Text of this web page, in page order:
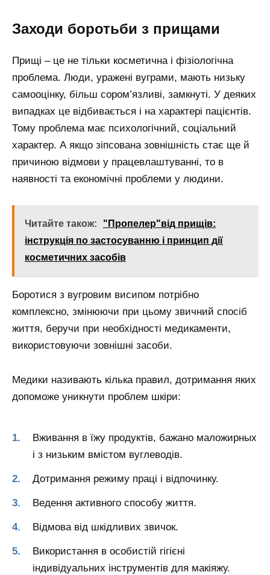
Заходи боротьби з прищами
Прищі – це не тільки косметична і фізіологічна
проблема. Люди, уражені вуграми, мають низьку
самооцінку, більш сором’язливі, замкнуті. У деяких
випадках це відбивається і на характері пацієнтів.
Тому проблема має психологічний, соціальний
характер. А якщо зіпсована зовнішність стає ще й
причиною відмови у працевлаштуванні, то в
наявності та економічні проблеми у людини.
Читайте також:
"Пропелер"від прищів:
інструкція по застосуванню і принцип дії
косметичних засобів
Боротися з вугровим висипом потрібно
комплексно, змінюючи при цьому звичний спосіб
життя, беручи при необхідності медикаменти,
використовуючи зовнішні засоби.
Медики називають кілька правил, дотримання яких
допоможе уникнути проблем шкіри:
Вживання в їжу продуктів, бажано маложирных
і з низьким вмістом вуглеводів.
Дотримання режиму праці і відпочинку.
Ведення активного способу життя.
Відмова від шкідливих звичок.
Використання в особистій гігієні
індивідуальних інструментів для макіяжу.